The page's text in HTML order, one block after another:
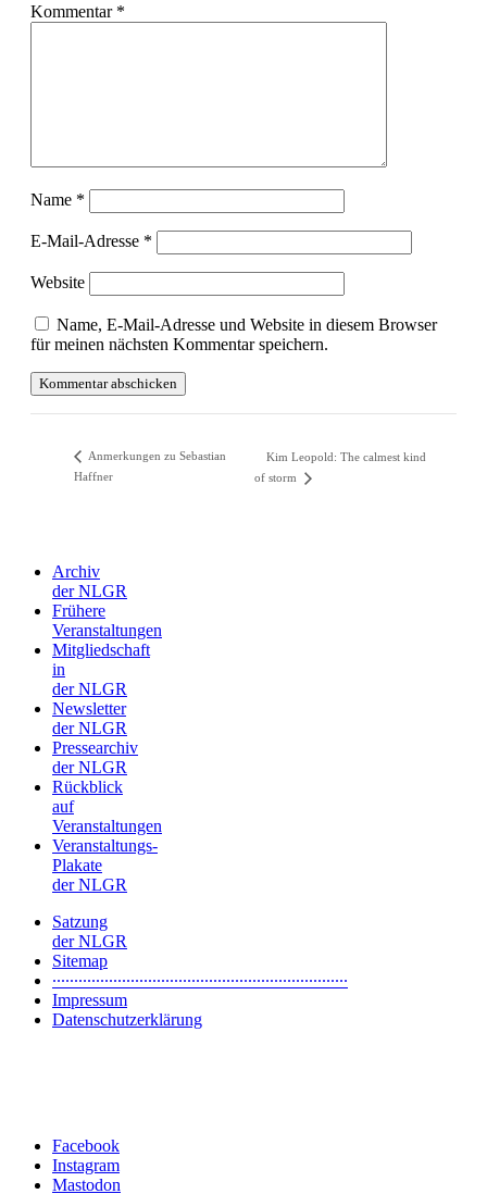
Kommentar *
Name *
E-Mail-Adresse *
Website
Name, E-Mail-Adresse und Website in diesem Browser
für meinen nächsten Kommentar speichern.
Anmerkungen zu Sebastian
Haffner
Kim Leopold: The calmest kind
of storm
Archiv
der NLGR
Frühere
Veranstaltungen
Mitgliedschaft
in
der NLGR
Newsletter
der NLGR
Pressearchiv
der NLGR
Rückblick
auf
Veranstaltungen
Veranstaltungs-
Plakate
der NLGR
Satzung
der NLGR
Sitemap
∙∙∙∙∙∙∙∙∙∙∙∙∙∙∙∙∙∙∙∙∙∙∙∙∙∙∙∙∙∙∙∙∙∙∙∙∙∙∙∙∙∙∙∙∙∙∙∙∙∙∙∙∙∙∙∙∙∙∙∙∙∙∙∙∙∙∙∙
Impressum
Datenschutzerklärung
Facebook
Instagram
Mastodon